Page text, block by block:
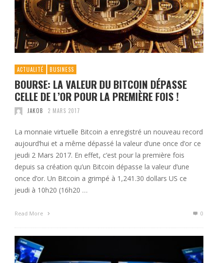
ACTUALITÉ BUSINESS
BOURSE: LA VALEUR DU BITCOIN DÉPASSE
CELLE DE L’OR POUR LA PREMIÈRE FOIS !
JAKOB 2 MARS 2017
La monnaie virtuelle Bitcoin a enregistré un nouveau record
aujourd’hui et a même dépassé la valeur d’une once d’or ce
jeudi 2 Mars 2017. En effet, c’est pour la première fois
depuis sa création qu’un Bitcoin dépasse la valeur d’une
once d’or. Un Bitcoin a grimpé à 1,241.30 dollars US ce
jeudi à 10h20 (16h20 …
Read More 0